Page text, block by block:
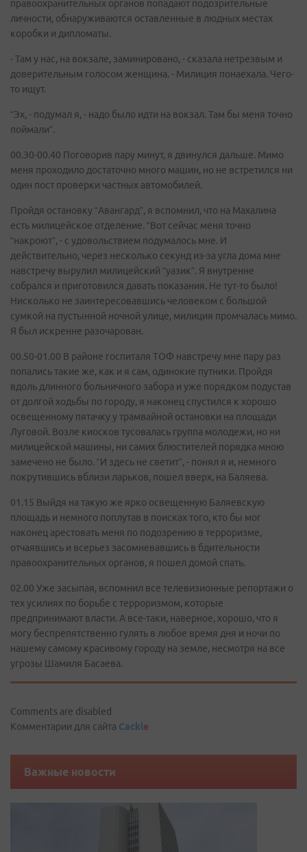
правоохранительных органов попадают подозрительные
личности, обнаруживаются оставленные в людных местах
коробки и дипломаты.
- Там у нас, на вокзале, заминировано, - сказала нетрезвым и
доверительным голосом женщина. - Милиция понаехала. Чего-
то ищут.
“Эх, - подумал я, - надо было идти на вокзал. Там бы меня точно
поймали”.
00.30-00.40 Поговорив пару минут, я двинулся дальше. Мимо
меня проходило достаточно много машин, но не встретился ни
один пост проверки частных автомобилей.
Пройдя остановку “Авангард”, я вспомнил, что на Махалина
есть милицейское отделение. “Вот сейчас меня точно
“накроют”, - с удовольствием подумалось мне. И
действительно, через несколько секунд из-за угла дома мне
навстречу вырулил милицейский “уазик”. Я внутренне
собрался и приготовился давать показания. Не тут-то было!
Нисколько не заинтересовавшись человеком с большой
сумкой на пустынной ночной улице, милиция промчалась мимо.
Я был искренне разочарован.
00.50-01.00 В районе госпиталя ТОФ навстречу мне пару раз
попались такие же, как и я сам, одинокие путники. Пройдя
вдоль длинного больничного забора и уже порядком подустав
от долгой ходьбы по городу, я наконец спустился к хорошо
освещенному пятачку у трамвайной остановки на площади
Луговой. Возле киосков тусовалась группа молодежи, но ни
милицейской машины, ни самих блюстителей порядка мною
замечено не было. “И здесь не светит”, - понял я и, немного
покрутившись вблизи ларьков, пошел вверх, на Баляева.
01.15 Выйдя на такую же ярко освещенную Баляевскую
площадь и немного поплутав в поисках того, кто бы мог
наконец арестовать меня по подозрению в терроризме,
отчаявшись и всерьез засомневавшись в бдительности
правоохранительных органов, я пошел домой спать.
02.00 Уже засыпая, вспомнил все телевизионные репортажи о
тех усилиях по борьбе с терроризмом, которые
предпринимают власти. А все-таки, наверное, хорошо, что я
могу беспрепятственно гулять в любое время дня и ночи по
нашему самому красивому городу на земле, несмотря на все
угрозы Шамиля Басаева.
Comments are disabled
Комментарии для сайта Cackle
Важные новости